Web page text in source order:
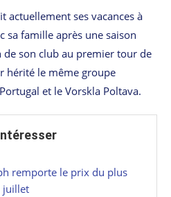
actuellement ses vacances à
sa famille après une saison
de son club au premier tour de
hérité le même groupe
et le Vorskla Poltava.
remporte le prix du plus
juillet